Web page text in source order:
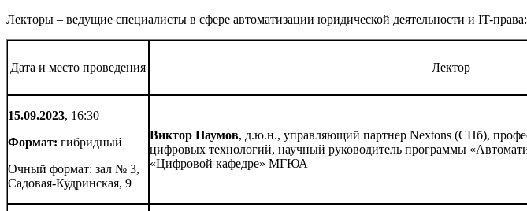
Лекторы – ведущие специалисты в сфере автоматизации юридической деятельности и IT-права:
Дата и место проведения Лектор
15.09.2023, 16:30
Формат: гибридный
Очный формат: зал № 3,
Садовая-Кудринская, 9
Виктор Наумов, д.ю.н., управляющий партнер Nextons (СПб),
цифровых технологий, научный руководитель программы
«Цифровой кафедре» МГЮА